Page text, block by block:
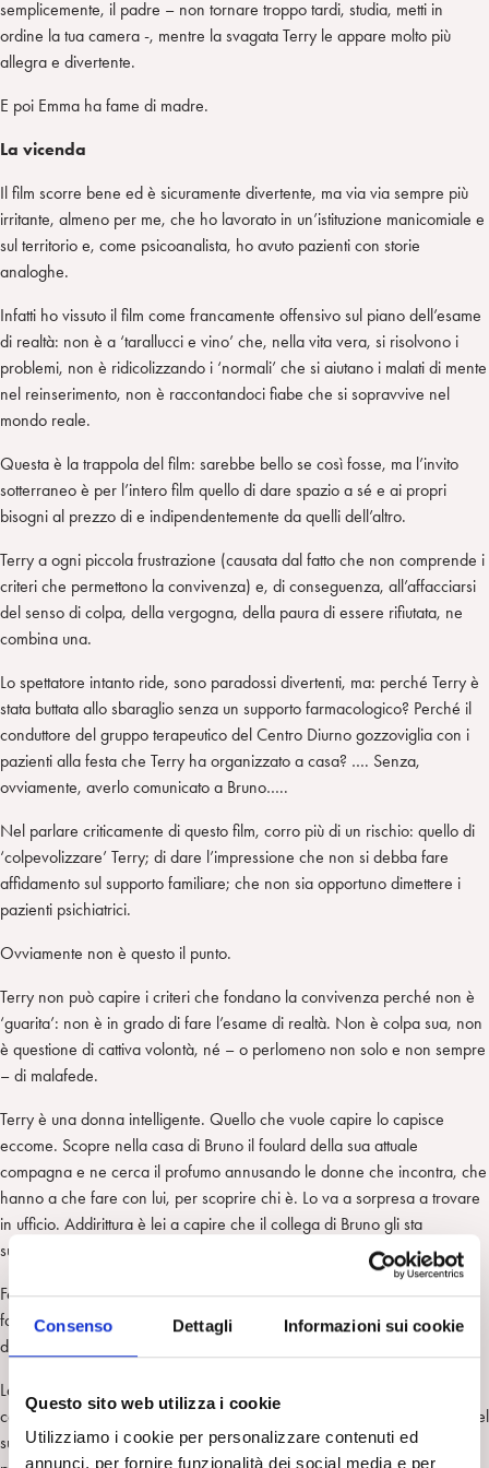
Consenso Dettagli Informazioni sui cookie
Questo sito web utilizza i cookie
Utilizziamo i cookie per personalizzare contenuti ed
annunci, per fornire funzionalità dei social media e per
semplicemente, il padre – non tornare troppo tardi, studia, metti in
ordine la tua camera -, mentre la svagata Terry le appare molto più
allegra e divertente.
E poi Emma ha fame di madre.
La vicenda
Il film scorre bene ed è sicuramente divertente, ma via via sempre più
irritante, almeno per me, che ho lavorato in un’istituzione manicomiale e
sul territorio e, come psicoanalista, ho avuto pazienti con storie
analoghe.
Infatti ho vissuto il film come francamente offensivo sul piano dell’esame
di realtà: non è a ‘tarallucci e vino’ che, nella vita vera, si risolvono i
problemi, non è ridicolizzando i ‘normali’ che si aiutano i malati di mente
nel reinserimento, non è raccontandoci fiabe che si sopravvive nel
mondo reale.
Questa è la trappola del film: sarebbe bello se così fosse, ma l’invito
sotterraneo è per l’intero film quello di dare spazio a sé e ai propri
bisogni al prezzo di e indipendentemente da quelli dell’altro.
Terry a ogni piccola frustrazione (causata dal fatto che non comprende i
criteri che permettono la convivenza) e, di conseguenza, all’affacciarsi
del senso di colpa, della vergogna, della paura di essere rifiutata, ne
combina una.
Lo spettatore intanto ride, sono paradossi divertenti, ma: perché Terry è
stata buttata allo sbaraglio senza un supporto farmacologico? Perché il
conduttore del gruppo terapeutico del Centro Diurno gozzoviglia con i
pazienti alla festa che Terry ha organizzato a casa? …. Senza,
ovviamente, averlo comunicato a Bruno…..
Nel parlare criticamente di questo film, corro più di un rischio: quello di
‘colpevolizzare’ Terry; di dare l’impressione che non si debba fare
affidamento sul supporto familiare; che non sia opportuno dimettere i
pazienti psichiatrici.
Ovviamente non è questo il punto.
Terry non può capire i criteri che fondano la convivenza perché non è
‘guarita’: non è in grado di fare l’esame di realtà. Non è colpa sua, non
è questione di cattiva volontà, né – o perlomeno non solo e non sempre
– di malafede.
Terry è una donna intelligente. Quello che vuole capire lo capisce
eccome. Scopre nella casa di Bruno il foulard della sua attuale
compagna e ne cerca il profumo annusando le donne che incontra, che
hanno a che fare con lui, per scoprire chi è. Lo va a sorpresa a trovare
in ufficio. Addirittura è lei a capire che il collega di Bruno gli sta
subdolamente rubando i clienti a proprio vantaggio.
Forse semplicemente Terry necessitava ancora di supporto terapeutico;
forse il supporto familiare andava a sua volta sostenuto da professionisti
della salute mentale.
La mia critica riguarda il fatto che il film è un’operazione che non tratta
con il dovuto rispetto la salute mentale e il disagio psicologico, il ruolo del
supporto familiare e la possibilità di dare e, quindi, per il paziente